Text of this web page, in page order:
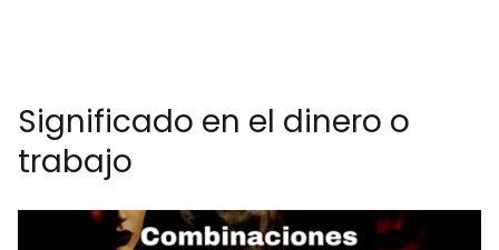
Significado en el dinero o
trabajo